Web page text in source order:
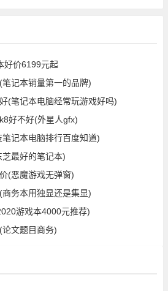
好价6199元起
记本销量第一的品牌)
(笔记本电脑经常玩游戏好吗)
好不好(外星人gfx)
记本电脑排行百度知道)
最好的笔记本)
(恶魔游戏无弹窗)
务本用独显还是集显)
游戏本4000元推荐)
文题目商务)